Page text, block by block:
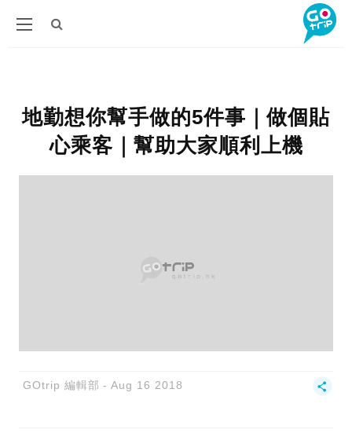
地勤想你幫手做的5件事｜做個貼
心乘客｜幫助大家順利上機
GOtrip 編輯部 Aug 16 2018